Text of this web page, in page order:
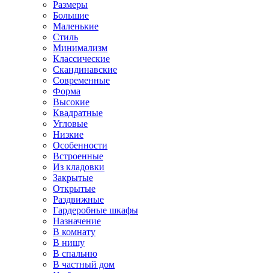
Размеры
Большие
Маленькие
Стиль
Минимализм
Классические
Скандинавские
Современные
Форма
Высокие
Квадратные
Угловые
Низкие
Особенности
Встроенные
Из кладовки
Закрытые
Открытые
Раздвижные
Гардеробные шкафы
Назначение
В комнату
В нишу
В спальню
В частный дом